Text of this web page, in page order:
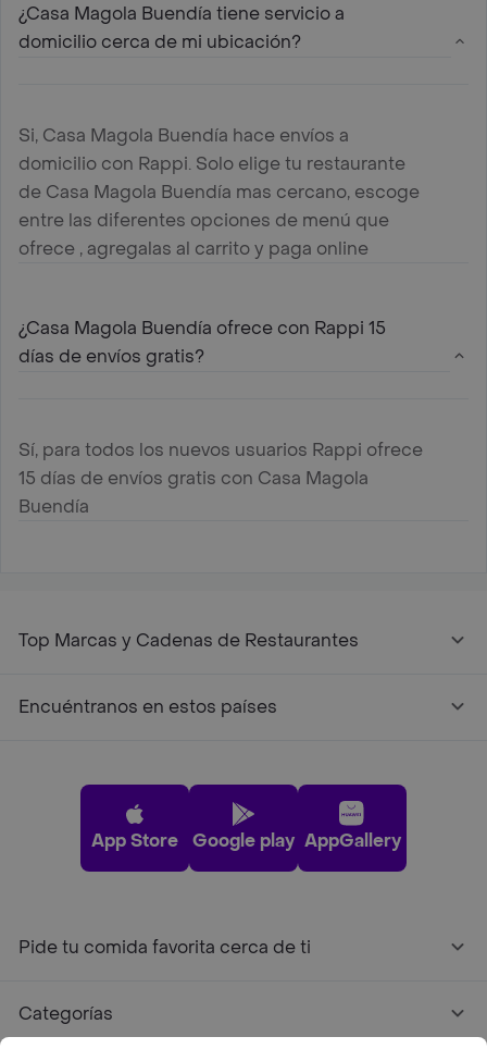
¿Casa Magola Buendía tiene servicio a
domicilio cerca de mi ubicación?
Si, Casa Magola Buendía hace envíos a
domicilio con Rappi. Solo elige tu restaurante
de Casa Magola Buendía mas cercano, escoge
entre las diferentes opciones de menú que
ofrece , agregalas al carrito y paga online
¿Casa Magola Buendía ofrece con Rappi 15
días de envíos gratis?
Sí, para todos los nuevos usuarios Rappi ofrece
15 días de envíos gratis con Casa Magola
Buendía
Top Marcas y Cadenas de Restaurantes
Encuéntranos en estos países
App Store Google play AppGallery
Pide tu comida favorita cerca de ti
Categorías